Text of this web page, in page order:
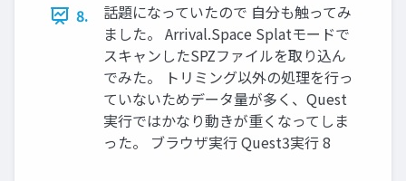
8.
話題になっていたので 自分も触ってみ
ました。 Arrival.Space Splatモードで
スキャンしたSPZファイルを取り込ん
でみた。 トリミング以外の処理を行っ
ていないためデータ量が多く、Quest
実行ではかなり動きが重くなってしま
った。 ブラウザ実行 Quest3実行 8